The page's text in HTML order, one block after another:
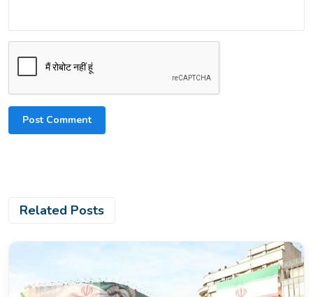
Post Comment
Related Posts